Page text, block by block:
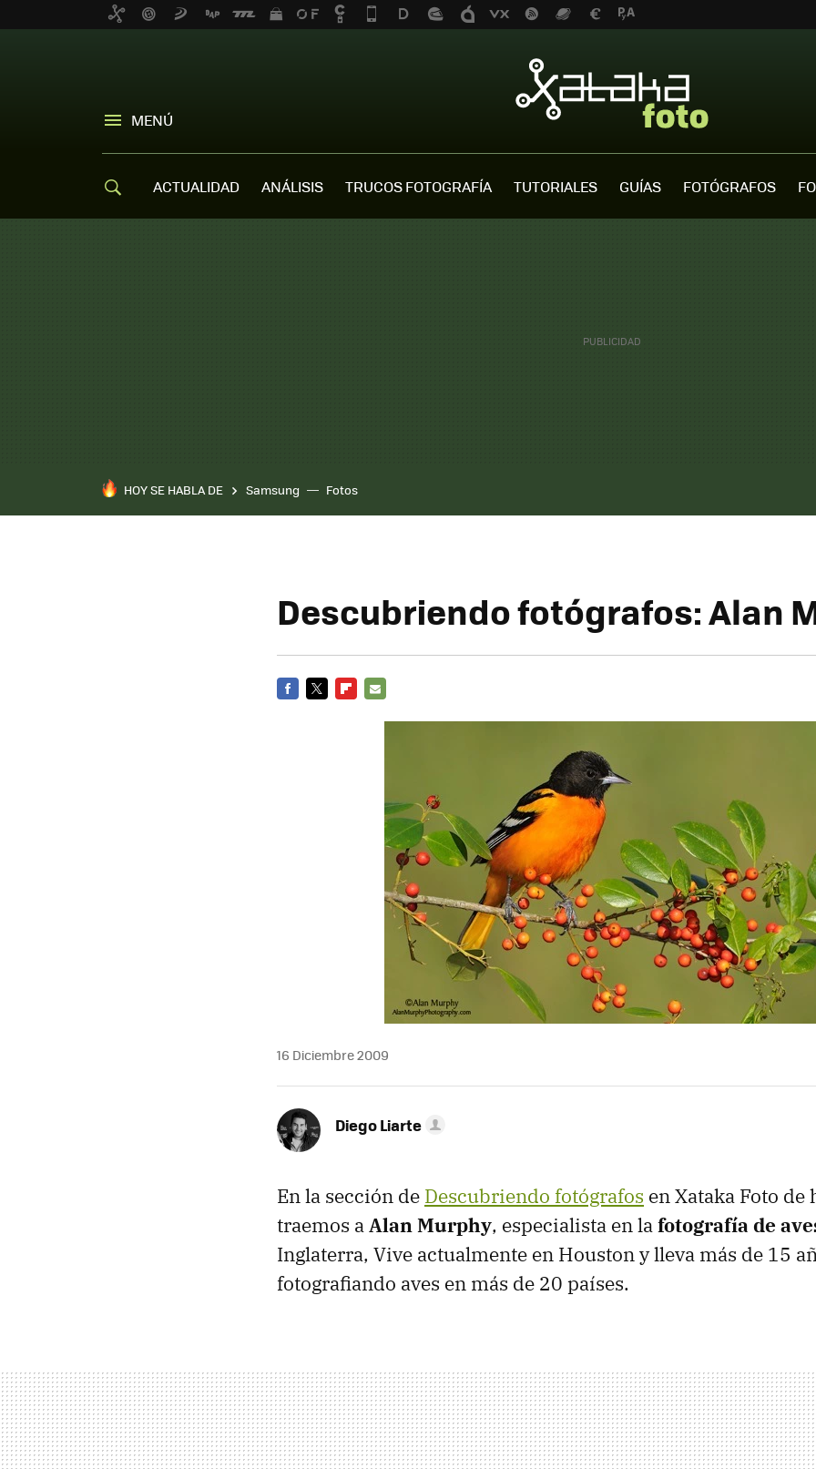
MENÚ
ACTUALIDAD ANÁLISIS TRUCOS FOTOGRAFÍA TUTORIALES GUÍAS FOTÓGRAFOS
HOY SE HABLA DE Samsung Fotos
Descubriendo fotógrafos: Alan
16 Diciembre 2009
Diego Liarte
En la sección de Descubriendo fotógrafos en Xataka Foto de
traemos aAlan Murphy, especialista en lafotografía de
Inglaterra, Vive actualmente en Houston y lleva más de 15
fotografiando aves en más de 20 países.